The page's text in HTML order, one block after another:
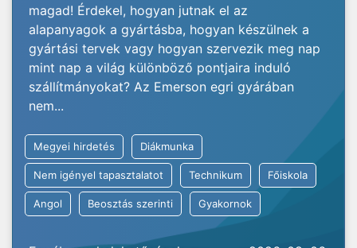
magad! Érdekel, hogyan jutnak el az
alapanyagok a gyártásba, hogyan készülnek a
gyártási tervek vagy hogyan szervezik meg nap
mint nap a világ különböző pontjaira induló
szállítmányokat? Az Emerson egri gyárában
nem...
Megyei hirdetés Diákmunka
Nem igényel tapasztalatot Technikum Főiskola
Angol Beosztás szerinti Gyakornok